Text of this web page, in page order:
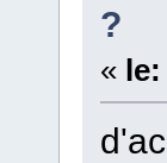
?
« le: